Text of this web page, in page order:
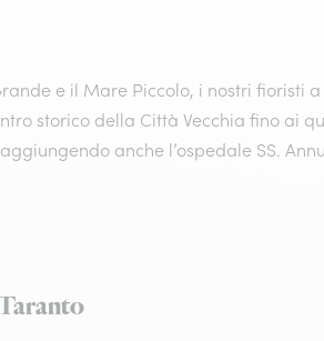
e il Mare Piccolo, i nostri fioristi
storico della Città Vecchia fino ai
anche l’ospedale SS.